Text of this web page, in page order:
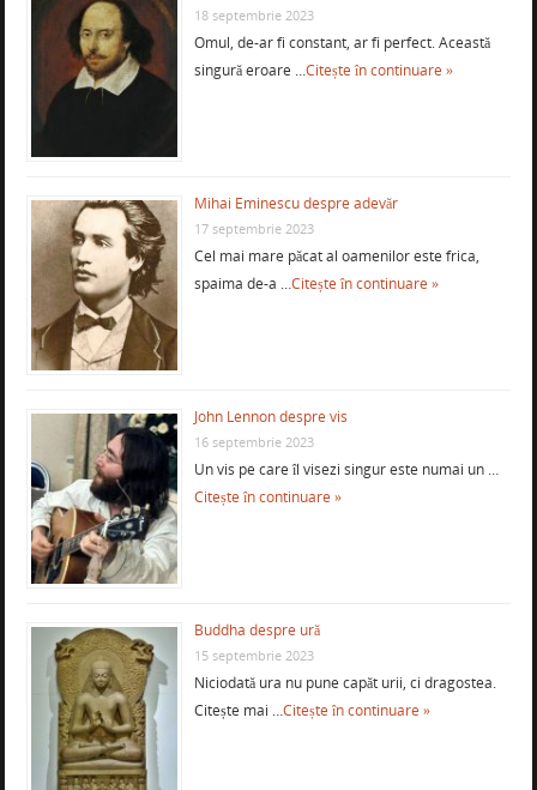
18 septembrie 2023
Omul, de-ar fi constant, ar fi perfect. Această
singură eroare …Citește în continuare »
Mihai Eminescu despre adevăr
17 septembrie 2023
Cel mai mare păcat al oamenilor este frica,
spaima de-a …Citește în continuare »
John Lennon despre vis
16 septembrie 2023
Un vis pe care îl visezi singur este numai un …
Citește în continuare »
Buddha despre ură
15 septembrie 2023
Niciodată ura nu pune capăt urii, ci dragostea.
Citește mai …Citește în continuare »